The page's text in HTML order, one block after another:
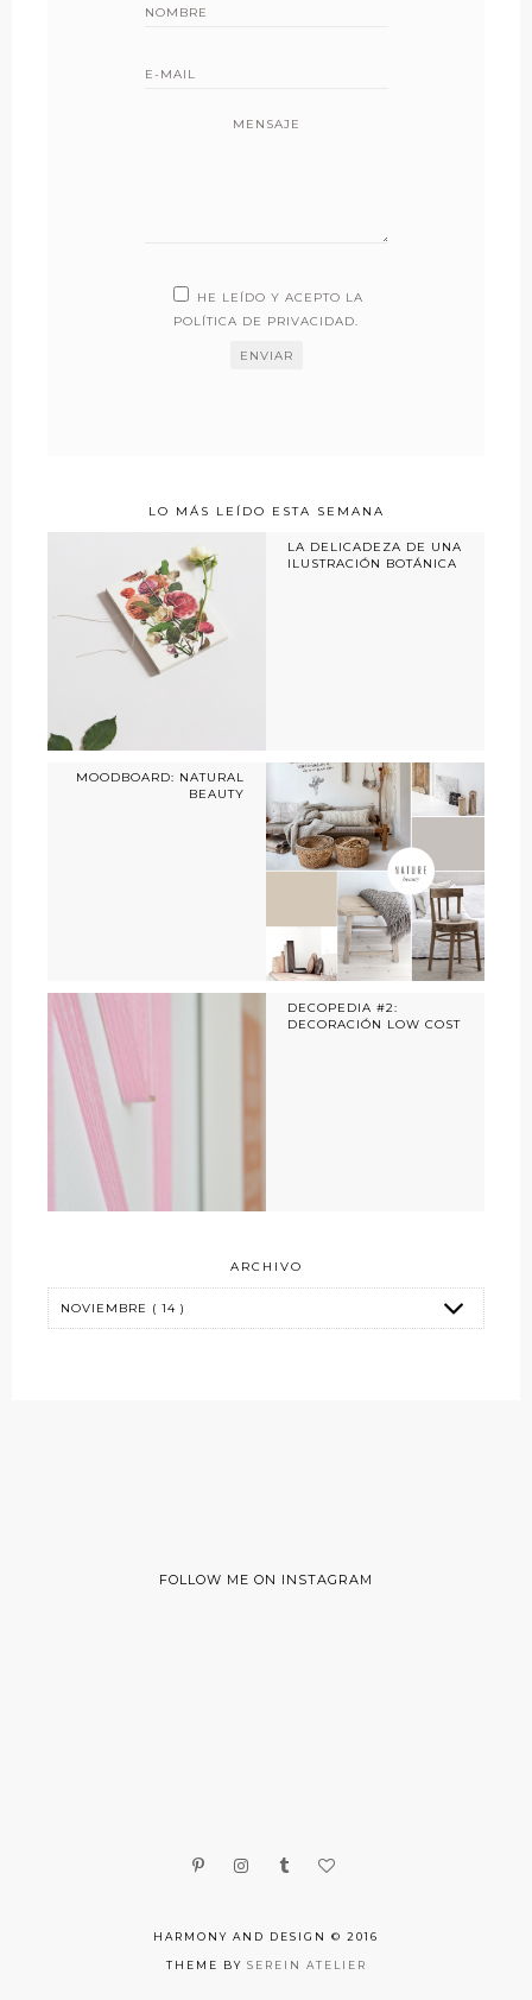
MENSAJE
HE LEÍDO Y ACEPTO LA
POLÍTICA DE PRIVACIDAD.
LO MÁS LEÍDO ESTA SEMANA
LA DELICADEZA DE UNA
ILUSTRACIÓN BOTÁNICA
MOODBOARD: NATURAL
BEAUTY
DECOPEDIA #2:
DECORACIÓN LOW COST
ARCHIVO
FOLLOW ME ON INSTAGRAM
HARMONY AND DESIGN © 2016
THEME BY SEREIN ATELIER